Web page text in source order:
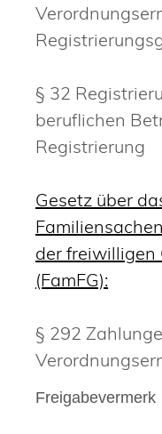
§ 32
beruflichen
Registrierung
Gesetz über
der freiwilligen
(FamFG):
§ 292
Freigabevermerk